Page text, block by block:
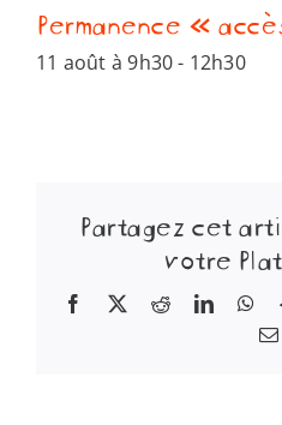
Permanence «
11 août à 9h30- 12h30
Partagez cet
votre
Facebook
X Reddit